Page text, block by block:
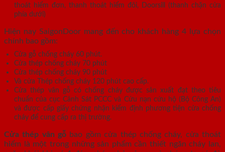
thoát hiểm đơn, thanh thoát hiểm đôi, Doorsill (thanh chặn cửa
phía dưới)
Hiện nay SaigonDoor mang đến cho khách hàng 4 lựa chọn
chính bao gồm:
Cửa gỗ chống cháy 60 phút.
Cửa thép chống cháy 70 phút
Cửa thép chống cháy 90 phút
Và cửa Thép chống cháy 120 phút cao cấp.
Cửa thép vân gỗ có chống cháy được sản xuất đạt theo tiêu
chuẩn của cục Cảnh Sát PCCC và Cứu nạn cứu hộ (Bộ Công An)
và được cấp giấy chứng nhận kiểm định phương tiện cửa chống
cháy để cung cấp ra thị trường.
Cửa thép vân gỗ bao gồm cửa thép chống cháy, cửa thoát
hiểm là một trong những sản phẩm cần thiết ngăn cháy lan,